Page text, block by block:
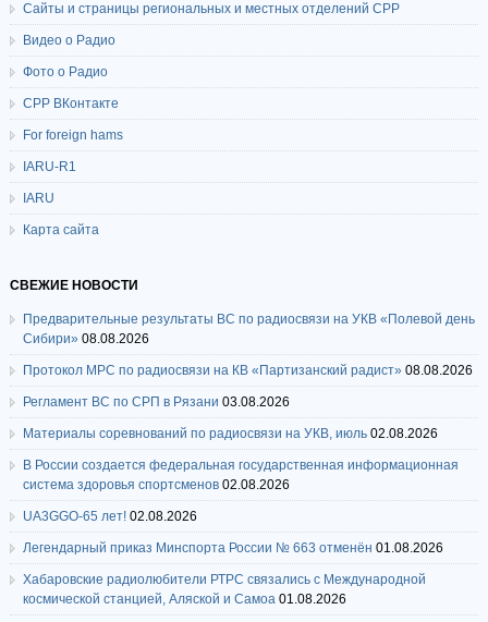
Сайты и страницы региональных и местных отделений СРР
Видео о Радио
Фото о Радио
СРР ВКонтакте
For foreign hams
IARU-R1
IARU
Карта сайта
СВЕЖИЕ НОВОСТИ
Предварительные результаты ВС по радиосвязи на УКВ «Полевой день
Сибири» 08.08.2026
Протокол МРС по радиосвязи на КВ «Партизанский радист» 08.08.2026
Регламент ВС по СРП в Рязани 03.08.2026
Материалы соревнований по радиосвязи на УКВ, июль 02.08.2026
В России создается федеральная государственная информационная
система здоровья спортсменов 02.08.2026
UA3GGO-65 лет! 02.08.2026
Легендарный приказ Минспорта России № 663 отменён 01.08.2026
Хабаровские радиолюбители РТРС связались с Международной
космической станцией, Аляской и Самоа 01.08.2026